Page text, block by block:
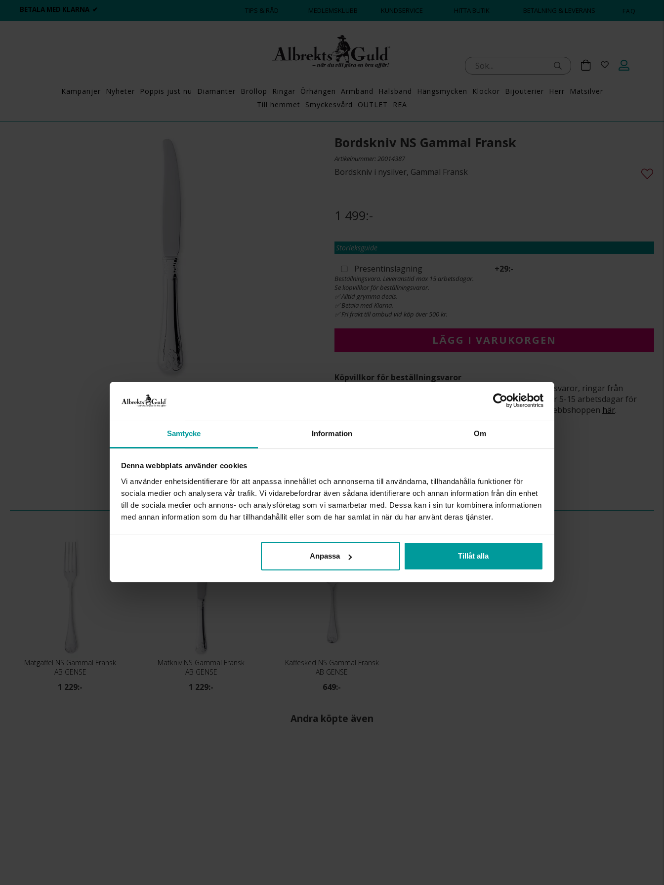
Samtycke Information Om
Denna webbplats använder cookies
Vi använder enhetsidentifierare för att anpassa innehållet och annonserna till användarna, tillhandahålla funktioner för
sociala medier och analysera vår trafik. Vi vidarebefordrar även sådana identifierare och annan information från din enhet
till de sociala medier och annons- och analysföretag som vi samarbetar med. Dessa kan i sin tur kombinera informationen
med annan information som du har tillhandahållit eller som de har samlat in när du har använt deras tjänster.
Anpassa Tillåt alla
BETALA MED KLARNA ✔ ALLTID BRA PRISER ✔ DAGS ATT POPPA?
TIPS & RÅD MEDLEMSKLUBB KUNDSERVICE HITTA BUTIK BETALNING & LEVERANS FAQ
Kampanjer Nyheter Poppis just nu Diamanter Bröllop Ringar Örhängen Armband Halsband Hängsmycken Klockor Bijouterier Herr
Matsilver
Till hemmet
Smyckesvård OUTLET REA
Bordskniv NS Gammal Fransk
Artikelnummer: 20014387
Bordskniv i nysilver, Gammal Fransk
1 499:-
Storleksguide
Presentinslagning +29:-
Beställningsvara. Leveranstid max 15 arbetsdagar.
Se köpvillkor för beställningsvaror.
✅ Alltid grymma deals.
✅ Betala med Klarna.
✅ Fri frakt till ombud vid köp över 500 kr.
LÄGG I VARUKORGEN
Köpvillkor för beställningsvaror
Öppet köp, ångerrätt och bytesrätt gäller ej för beställningsvaror, ringar från
Albrekts by Schalins samt graverade varor. Leveranstiden är 5-15 arbetsdagar för
beställningsvaror. Läs mer om ångerrätt och öppet köp i webbshoppen här.
LÄNGD CA (CM)
21.0
MATERIAL
Skaft nysilver, blad rostfritt stål
DETALJER
Design Studio GAB
Matgaffel NS Gammal Fransk
AB GENSE
1 229:-
Matkniv NS Gammal Fransk
AB GENSE
1 229:-
Kaffesked NS Gammal Fransk
AB GENSE
649:-
Andra köpte även